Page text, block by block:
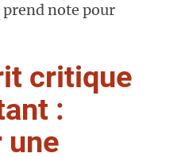
prend note pour
critique
:
une